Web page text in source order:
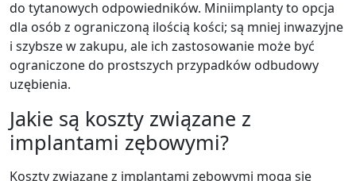
do tytanowych odpowiedników. Miniimplanty to opcja
dla osób z ograniczoną ilością kości; są mniej inwazyjne
i szybsze w zakupu, ale ich zastosowanie może być
ograniczone do prostszych przypadków odbudowy
uzębienia.
Jakie są koszty związane z
implantami zębowymi?
Koszty związane z implantami zębowymi mogą się